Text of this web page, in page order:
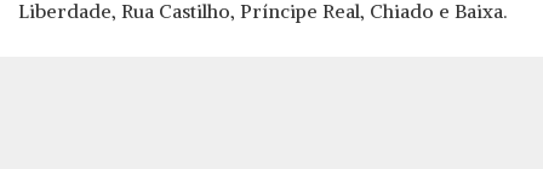
Liberdade, Rua Castilho, Príncipe Real, Chiado e Baixa.